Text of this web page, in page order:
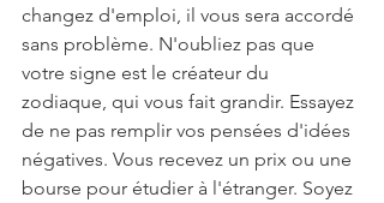
changez d'emploi, il vous sera accordé
sans problème. N'oubliez pas que
votre signe est le créateur du
zodiaque, qui vous fait grandir. Essayez
de ne pas remplir vos pensées d'idées
négatives. Vous recevez un prix ou une
bourse pour étudier à l'étranger. Soyez